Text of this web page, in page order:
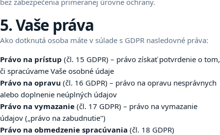
bez zabezpečenia primeranej úrovne ochrany.
5. Vaše práva
Ako dotknutá osoba máte v súlade s GDPR nasledovné práva:
Právo na prístup (čl. 15 GDPR) – právo získať potvrdenie o tom,
či spracúvame Vaše osobné údaje
Právo na opravu (čl. 16 GDPR) – právo na opravu nesprávnych
alebo doplnenie neúplných údajov
Právo na vymazanie (čl. 17 GDPR) – právo na vymazanie
údajov („právo na zabudnutie")
Právo na obmedzenie spracúvania (čl. 18 GDPR)